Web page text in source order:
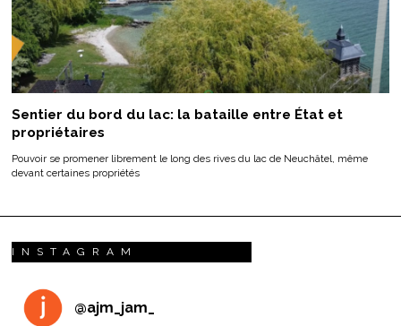
Sentier du bord du lac: la bataille entre État et
propriétaires
Pouvoir se promener librement le long des rives du lac de Neuchâtel, même
devant certaines propriétés
INSTAGRAM
@ajm_jam_